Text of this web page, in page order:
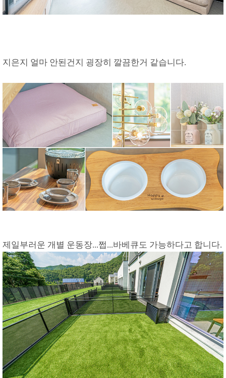
지은지 얼마 안된건지 굉장히 깔끔한거 같습니다.
제일부러운 개별 운동장...쩝...바베큐도 가능하다고 합니다.